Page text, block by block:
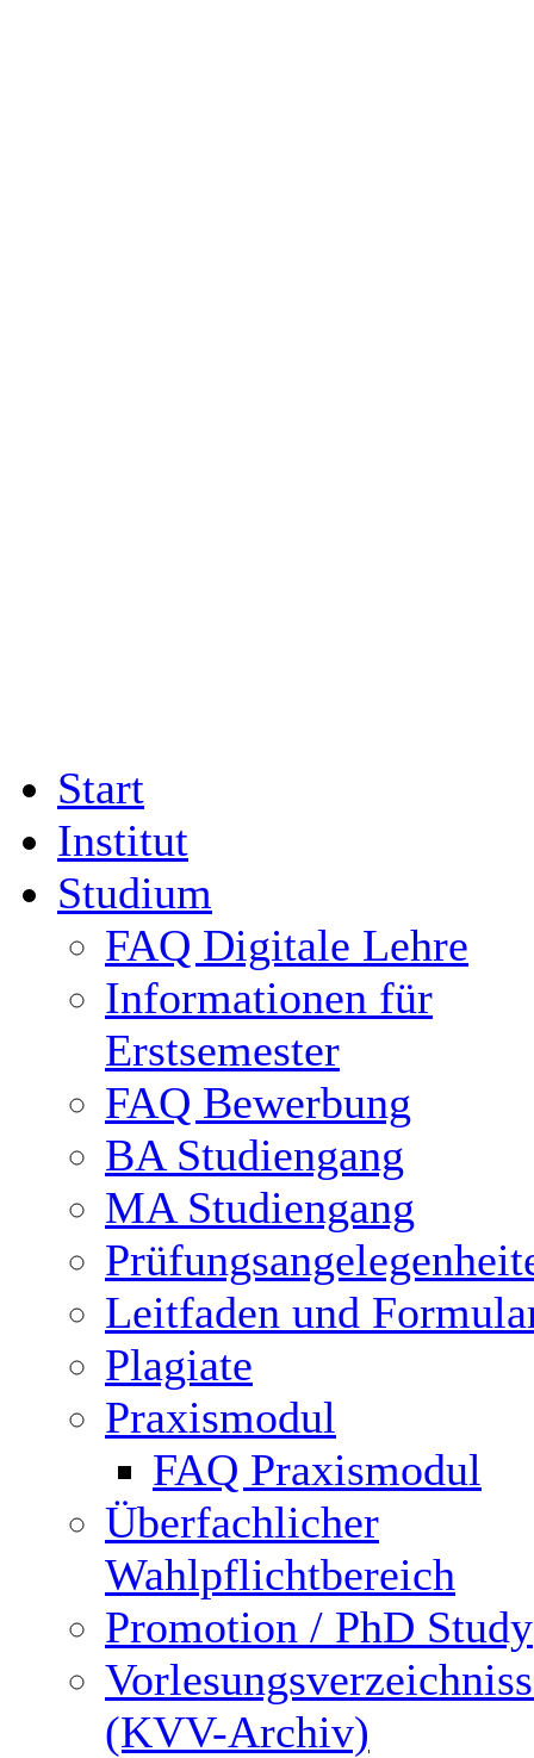
Start
Institut
Studium
FAQ Digitale Lehre
Informationen für
Erstsemester
FAQ Bewerbung
BA Studiengang
MA Studiengang
Leitfaden und
Plagiate
Praxismodul
FAQ Praxismodul
Überfachlicher
Wahlpflichtbereich
Promotion / PhD Study
(KVV-Archiv)